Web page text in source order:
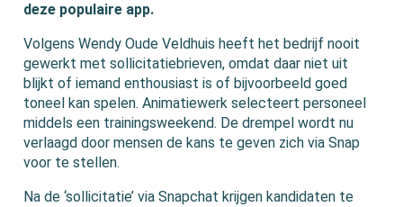
deze populaire app.
Volgens Wendy Oude Veldhuis heeft het bedrijf nooit
gewerkt met sollicitatiebrieven, omdat daar niet uit
blijkt of iemand enthousiast is of bijvoorbeeld goed
toneel kan spelen. Animatiewerk selecteert personeel
middels een trainingsweekend. De drempel wordt nu
verlaagd door mensen de kans te geven zich via Snap
voor te stellen.
Na de ‘sollicitatie’ via Snapchat krijgen kandidaten te